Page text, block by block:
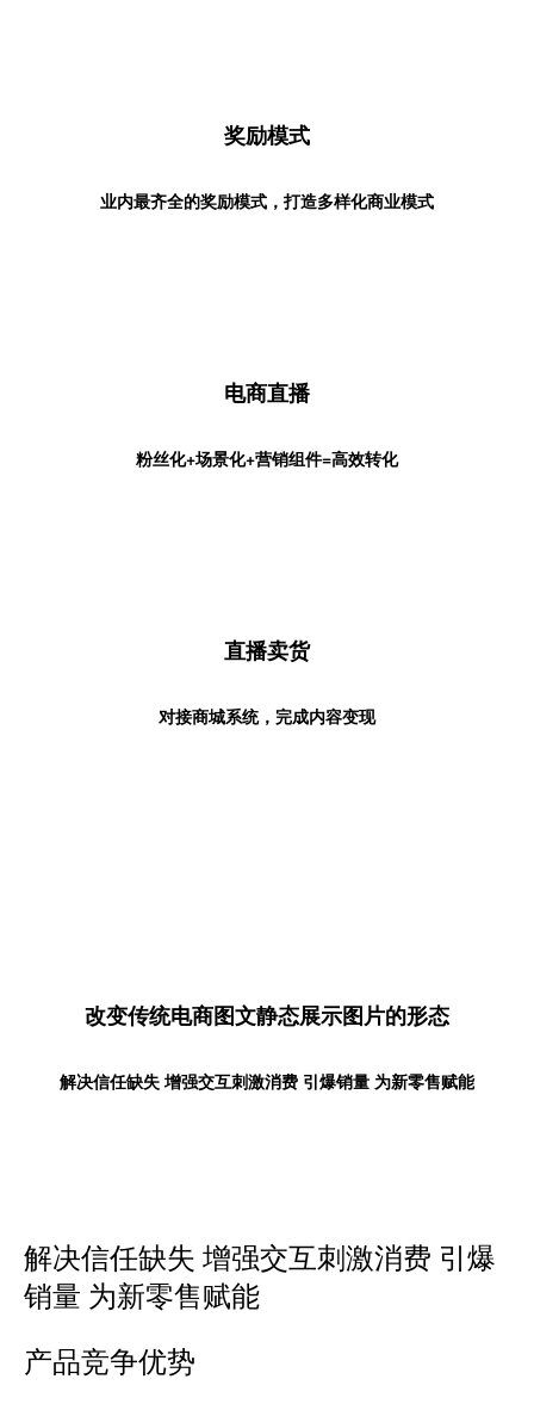
奖励模式
业内最齐全的奖励模式，打造多样化商业模式
电商直播
粉丝化+场景化+营销组件=高效转化
直播卖货
对接商城系统，完成内容变现
改变传统电商图文静态展示图片的形态
解决信任缺失 增强交互刺激消费 引爆销量 为新零售赋能
解决信任缺失 增强交互刺激消费 引爆
销量 为新零售赋能
产品竞争优势